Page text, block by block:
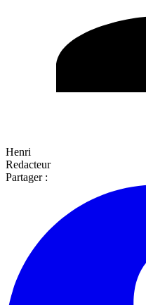
Henri
Redacteur
Partager :